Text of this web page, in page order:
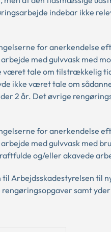
indebar ikke
for anerkendelse
med gulvvask med
været tale om tilstrækkelig
ikke været tale om
2 år. Det øvrige
for anerkendelse
med gulvvask med
og/eller akavede
Arbejdsskadestyrelsen til
samt